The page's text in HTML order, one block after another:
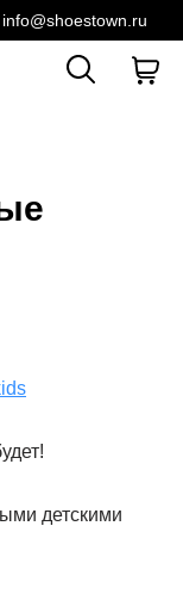
info@shoestown.ru
детскими